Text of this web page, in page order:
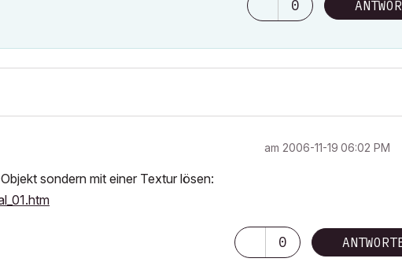
0
am ‎2006-11-19 06:02 PM
sondern mit einer Textur lösen:
0